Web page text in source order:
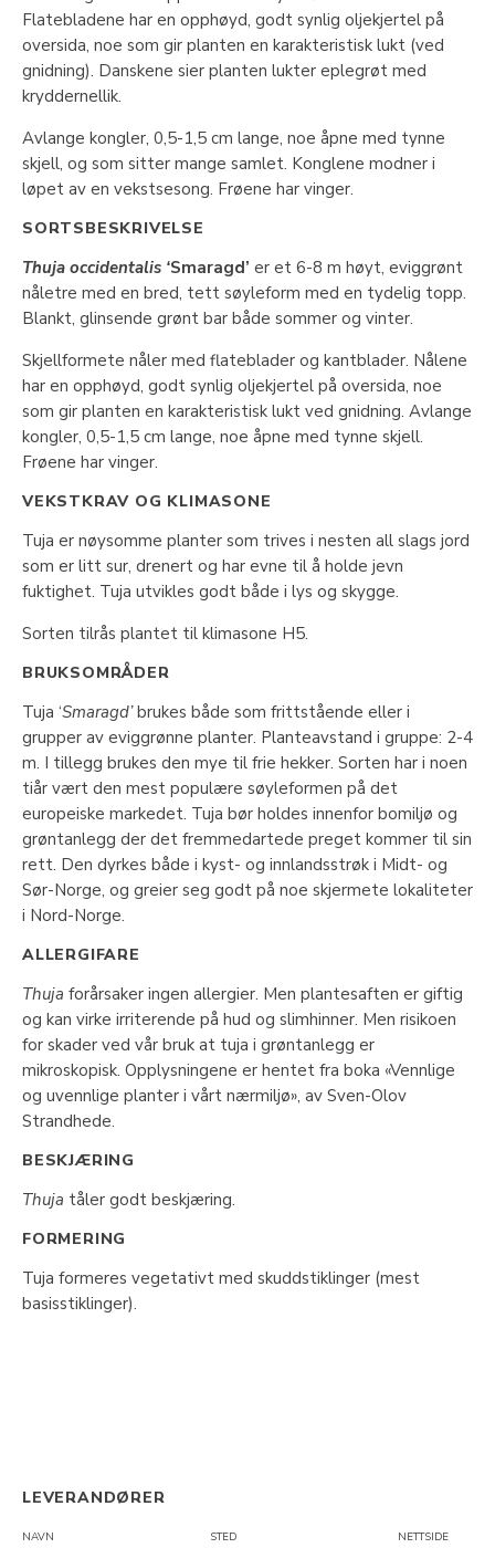
Flatebladene har en opphøyd, godt synlig oljekjertel på
oversida, noe som gir planten en karakteristisk lukt (ved
gnidning). Danskene sier planten lukter eplegrøt med
kryddernellik.
Avlange kongler, 0,5-1,5 cm lange, noe åpne med tynne
skjell, og som sitter mange samlet. Konglene modner i
løpet av en vekstsesong. Frøene har vinger.
SORTSBESKRIVELSE
Thuja occidentalis ‘Smaragd’ er et 6-8 m høyt, eviggrønt
nåletre med en bred, tett søyleform med en tydelig topp.
Blankt, glinsende grønt bar både sommer og vinter.
Skjellformete nåler med flateblader og kantblader. Nålene
har en opphøyd, godt synlig oljekjertel på oversida, noe
som gir planten en karakteristisk lukt ved gnidning. Avlange
kongler, 0,5-1,5 cm lange, noe åpne med tynne skjell.
Frøene har vinger.
VEKSTKRAV OG KLIMASONE
Tuja er nøysomme planter som trives i nesten all slags jord
som er litt sur, drenert og har evne til å holde jevn
fuktighet. Tuja utvikles godt både i lys og skygge.
Sorten tilrås plantet til klimasone H5.
BRUKSOMRÅDER
Tuja ‘Smaragd’brukes både som frittstående eller i
grupper av eviggrønne planter. Planteavstand i gruppe: 2-4
m. I tillegg brukes den mye til frie hekker. Sorten har i noen
tiår vært den mest populære søyleformen på det
europeiske markedet. Tuja bør holdes innenfor bomiljø og
grøntanlegg der det fremmedartede preget kommer til sin
rett. Den dyrkes både i kyst- og innlandsstrøk i Midt- og
Sør-Norge, og greier seg godt på noe skjermete lokaliteter
i Nord-Norge.
ALLERGIFARE
Thuja forårsaker ingen allergier. Men plantesaften er giftig
og kan virke irriterende på hud og slimhinner. Men risikoen
for skader ved vår bruk at tuja i grøntanlegg er
mikroskopisk. Opplysningene er hentet fra boka «Vennlige
og uvennlige planter i vårt nærmiljø», av Sven-Olov
Strandhede.
BESKJÆRING
Thuja tåler godt beskjæring.
FORMERING
Tuja formeres vegetativt med skuddstiklinger (mest
basisstiklinger).
LEVERANDØRER
NAVN STED NETTSIDE